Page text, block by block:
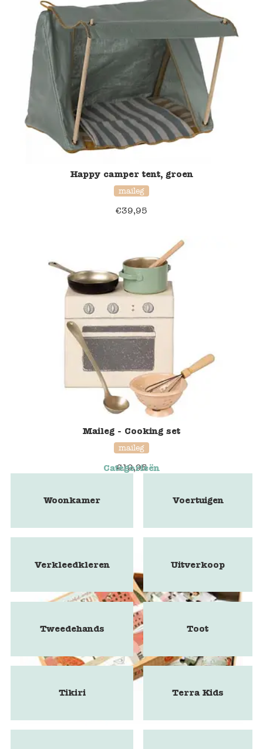
Happy camper tent, groen
maileg
€39,95
Maileg - Cooking set
maileg
€19,95
Categorieën
Woonkamer Voertuigen
Verkleedkleren Uitverkoop
Tweedehands Toot
Tikiri Terra Kids